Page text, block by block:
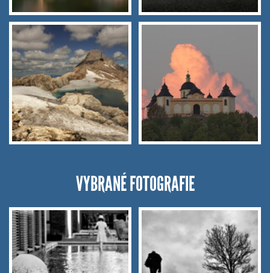
VYBRANÉ FOTOGRAFIE